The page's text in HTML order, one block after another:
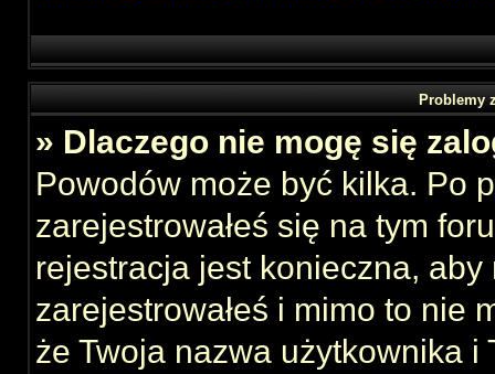
Problemy
» Dlaczego nie mogę się
Powodów może być kilka. Po
zarejestrowałeś się na tym
rejestracja jest konieczna,
zarejestrowałeś i mimo to nie
że Twoja nazwa użytkownika i